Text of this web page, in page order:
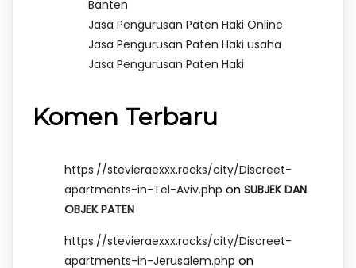
Banten
Jasa Pengurusan Paten Haki Online
Jasa Pengurusan Paten Haki usaha
Jasa Pengurusan Paten Haki
Komen Terbaru
https://stevieraexxx.rocks/city/Discreet-
apartments-in-Tel-Aviv.php on SUBJEK DAN
OBJEK PATEN
https://stevieraexxx.rocks/city/Discreet-
apartments-in-Jerusalem.php on